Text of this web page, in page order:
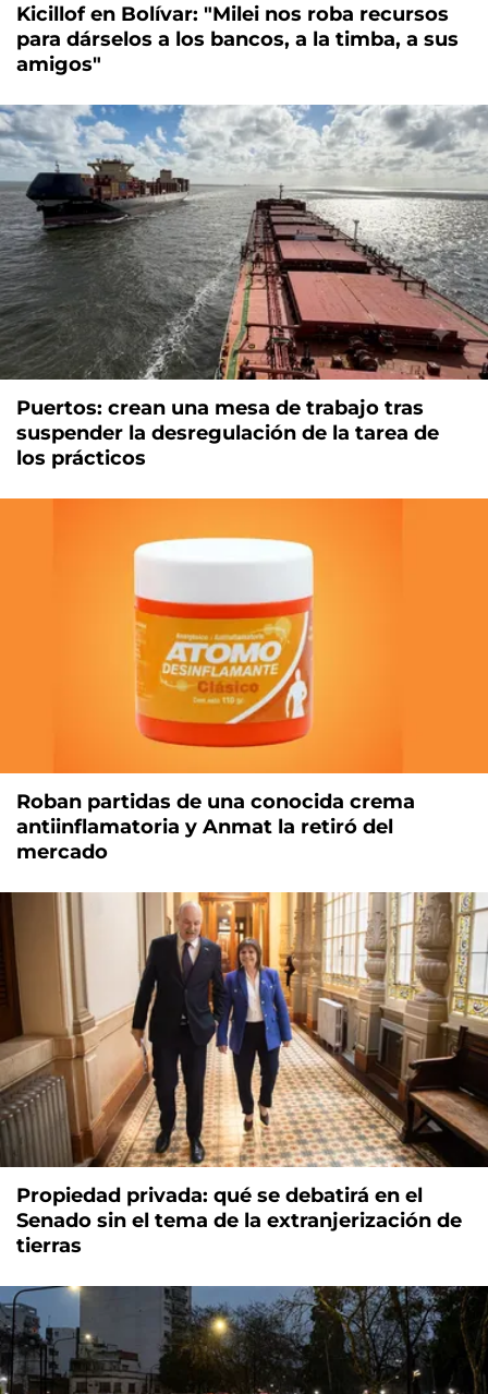
Kicillof en Bolívar: "Milei nos roba recursos
para dárselos a los bancos, a la timba, a sus
amigos"
Puertos: crean una mesa de trabajo tras
suspender la desregulación de la tarea de
los prácticos
Roban partidas de una conocida crema
antiinflamatoria y Anmat la retiró del
mercado
Propiedad privada: qué se debatirá en el
Senado sin el tema de la extranjerización de
tierras